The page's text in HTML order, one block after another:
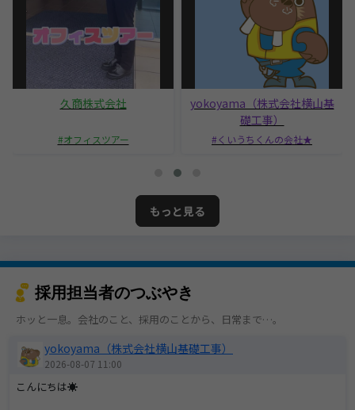
久商株式会社
オフィスツアー
yokoyama（株式会社横山基
礎工事）
くいうちくんの会社★
もっと見る
採用担当者のつぶやき
ホッと一息。会社のこと、採用のことから、日常まで…。
yokoyama（株式会社横山基礎工事）
2026-08-07 11:00
こんにちは☀